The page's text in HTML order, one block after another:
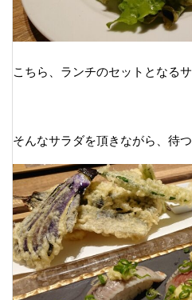
こちら、ランチのセットとなる
そんなサラダを頂きながら、待